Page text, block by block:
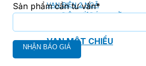
VAN ĐIỆN 2 NGÃ
VAN ĐIỆN TỪ ĐÓNG MỞ
VAN MỘT CHIỀU
Sản phẩm cần tư vấn*